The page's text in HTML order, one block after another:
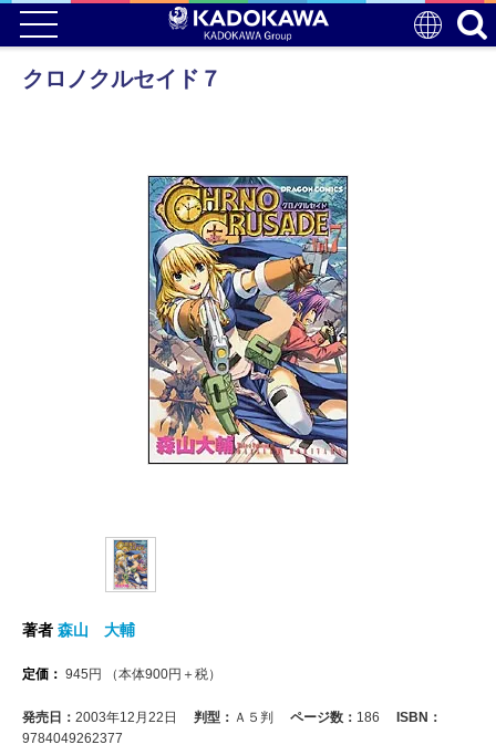
クロノクルセイド７
著者 森山 大輔
定価： 945 円 （本体900円＋税）
発売日： 2003年12月22日 判型： Ａ５判 ページ数： 186
ISBN：
9784049262377